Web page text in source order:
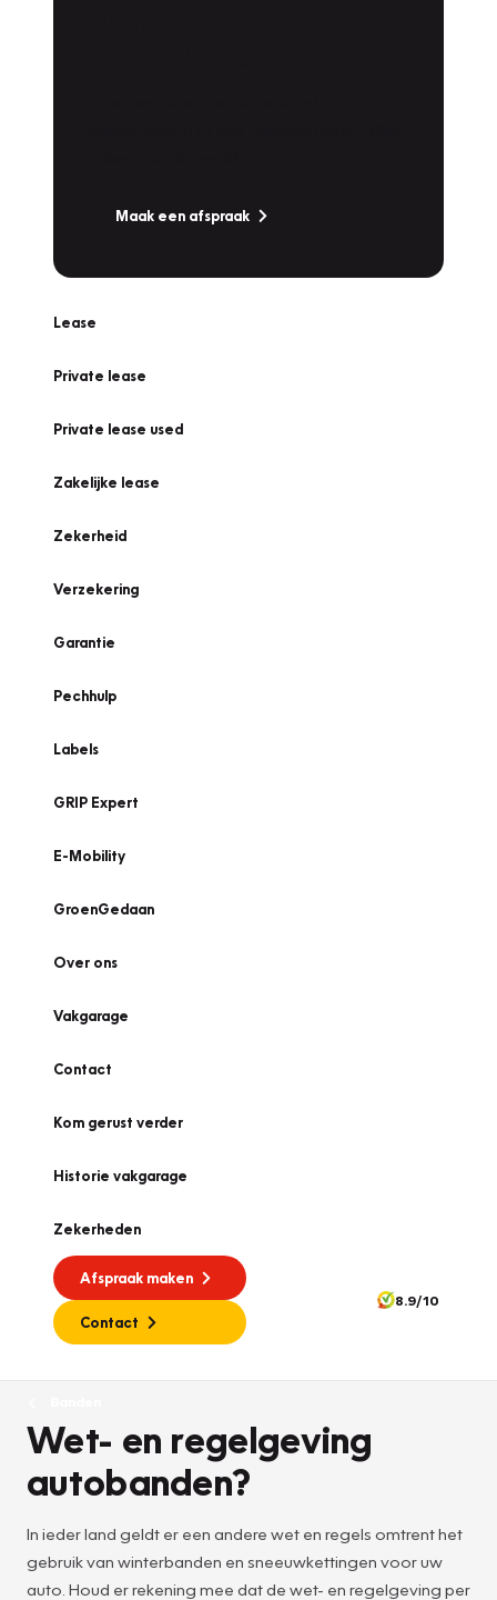
Maak een afspraak
Lease
Private lease
Private lease used
Zakelijke lease
Zekerheid
Verzekering
Garantie
Pechhulp
Labels
GRIP Expert
E-Mobility
GroenGedaan
Over ons
Vakgarage
Contact
Kom gerust verder
Historie vakgarage
Zekerheden
Afspraak maken
Contact
8.9/10
Wet- en regelgeving
autobanden?
In ieder land geldt er een andere wet en regels omtrent het
gebruik van winterbanden en sneeuwkettingen voor uw
auto. Houd er rekening mee dat de wet- en regelgeving per